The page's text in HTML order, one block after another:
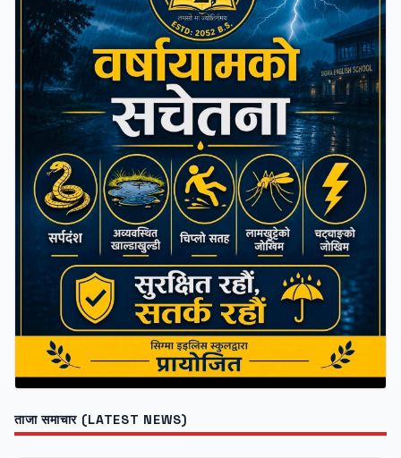
ताजा समाचार (LATEST NEWS)